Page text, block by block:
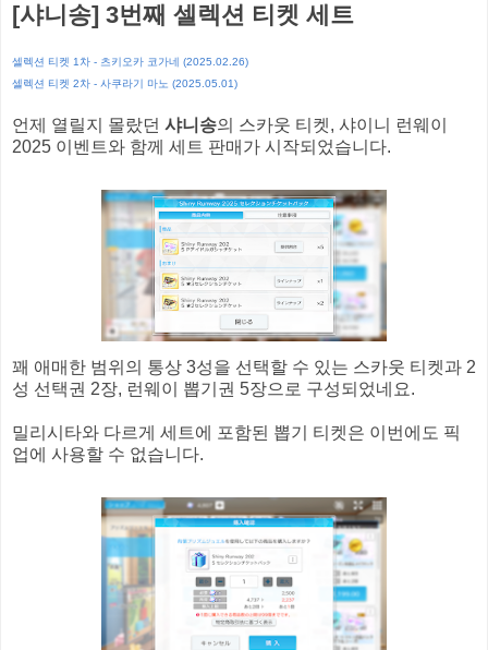
[샤니송] 3번째 셀렉션 티켓 세트
셀렉션 티켓 1차 - 츠키오카 코가네 (2025.02.26)
셀렉션 티켓 2차 - 사쿠라기 마노 (2025.05.01)
언제 열릴지 몰랐던 샤니송의 스카웃 티켓, 샤이니 런웨이
2025 이벤트와 함께 세트 판매가 시작되었습니다.
꽤 애매한 범위의 통상 3성을 선택할 수 있는 스카웃 티켓과 2
성 선택권 2장, 런웨이 뽑기권 5장으로 구성되었네요.
밀리시타와 다르게 세트에 포함된 뽑기 티켓은 이번에도 픽
업에 사용할 수 없습니다.